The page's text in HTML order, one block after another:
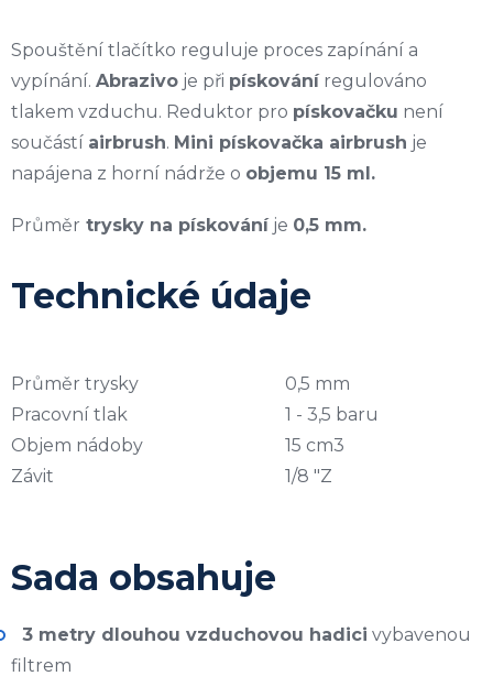
Spouštění tlačítko reguluje proces zapínání a
vypínání. Abrazivo je při pískováníregulováno
tlakem vzduchu. Reduktor pro pískovačku není
součástí airbrush. Mini pískovačka airbrush je
napájena z horní nádrže o objemu 15 ml.
Průměr trysky na pískováníje 0,5 mm.
Technické údaje
Průměr trysky
0,5 mm
Pracovní tlak
1 - 3,5 baru
Objem nádoby
15 cm3
Závit
1/8 "Z
Sada obsahuje
3 metry dlouhou vzduchovou hadici vybavenou
filtrem